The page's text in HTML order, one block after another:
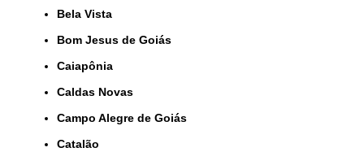
Bela Vista
Bom Jesus de Goiás
Caiapônia
Caldas Novas
Campo Alegre de Goiás
Catalão